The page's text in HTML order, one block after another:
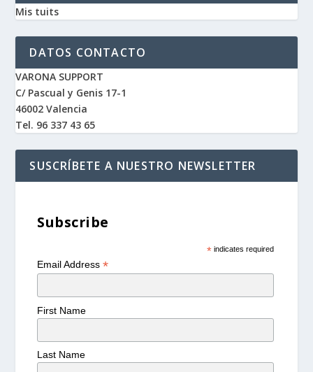
Mis tuits
DATOS CONTACTO
VARONA SUPPORT
C/ Pascual y Genis 17-1
46002 Valencia
Tel. 96 337 43 65
SUSCRÍBETE A NUESTRO NEWSLETTER
Subscribe
*indicates required
Email Address*
First Name
Last Name